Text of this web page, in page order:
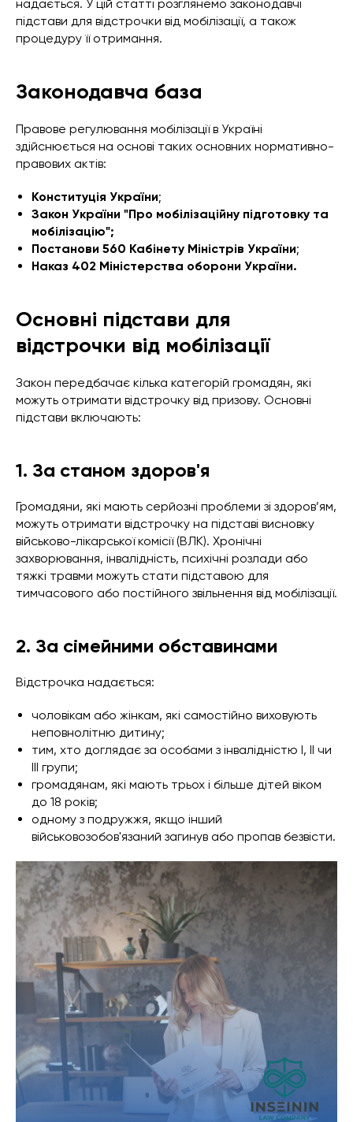
надається. У цій статті розглянемо законодавчі
підстави для відстрочки від мобілізації, а також
процедуру її отримання.
Законодавча база
Правове регулювання мобілізації в Україні
здійснюється на основі таких основних нормативно-
правових актів:
Конституція України;
Закон України "Про мобілізаційну підготовку та
мобілізацію";
Постанови 560 Кабінету Міністрів України;
Наказ 402 Міністерства оборони України.
Основні підстави для
відстрочки від мобілізації
Закон передбачає кілька категорій громадян, які
можуть отримати відстрочку від призову. Основні
підстави включають:
1. За станом здоров'я
Громадяни, які мають серйозні проблеми зі здоров’ям,
можуть отримати відстрочку на підставі висновку
військово-лікарської комісії (ВЛК). Хронічні
захворювання, інвалідність, психічні розлади або
тяжкі травми можуть стати підставою для
тимчасового або постійного звільнення від мобілізації.
2. За сімейними обставинами
Відстрочка надається:
чоловікам або жінкам, які самостійно виховують
неповнолітню дитину;
тим, хто доглядає за особами з інвалідністю I, ІІ чи
ІII групи;
громадянам, які мають трьох і більше дітей віком
до 18 років;
одному з подружжя, якщо інший
військовозобов'язаний загинув або пропав безвісти.